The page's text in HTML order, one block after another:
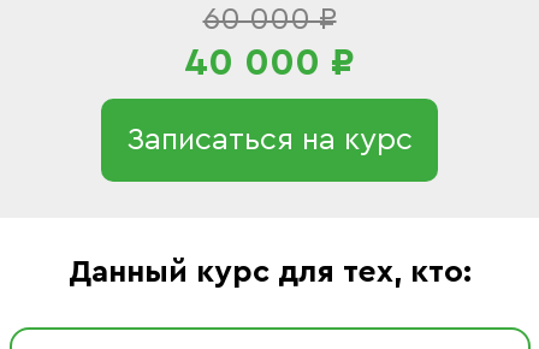
60 000 ₽
40 000 ₽
Записаться на курс
Данный курс для тех, кто: